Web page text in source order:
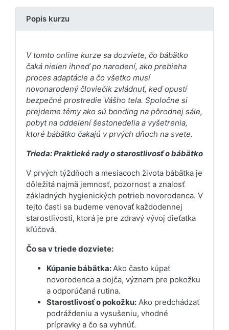
Popis kurzu
V tomto online kurze sa dozviete, čo bábätko
čaká nielen ihneď po narodení, ako prebieha
proces adaptácie a čo všetko musí
novonarodený človiečik zvládnuť, keď opustí
bezpečné prostredie Vášho tela. Spoločne si
prejdeme témy ako sú bonding na pôrodnej sále,
pobyt na oddelení šestonedelia a vyšetrenia,
ktoré bábätko čakajú v prvých dňoch na svete.
Trieda: Praktické rady o starostlivosť o bábätko
V prvých týždňoch a mesiacoch života bábätka je
dôležitá najmä jemnosť, pozornosť a znalosť
základných hygienických potrieb novorodenca. V
tejto časti sa budeme venovať každodennej
starostlivosti, ktorá je pre zdravý vývoj dieťatka
kľúčová.
Čo sa v triede dozviete:
Kúpanie bábätka: Ako často kúpať
novorodenca a dojča, význam pre pokožku
a odporúčaná rutina.
Starostlivosť o pokožku: Ako predchádzať
podráždeniu a vysušeniu, vhodné
prípravky a čo sa vyhnúť.